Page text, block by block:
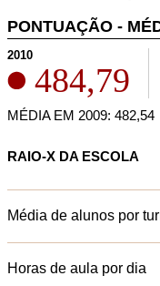
PONTUAÇÃO -
2010
484,79
MÉDIA EM 2009: 482,54
RAIO-X DA ESCOLA
Média de alunos por
Horas de aula por dia